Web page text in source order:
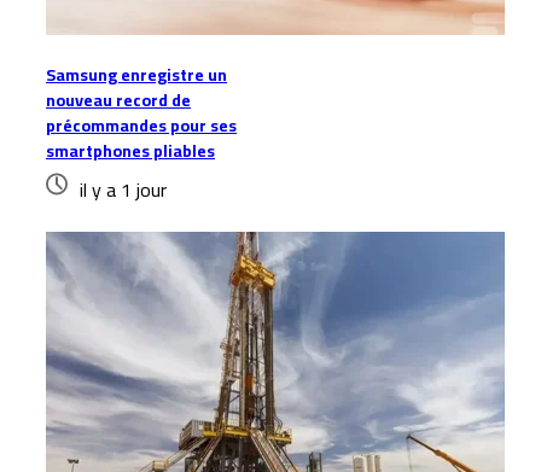
Samsung enregistre un
nouveau record de
précommandes pour ses
smartphones pliables
il y a 1 jour